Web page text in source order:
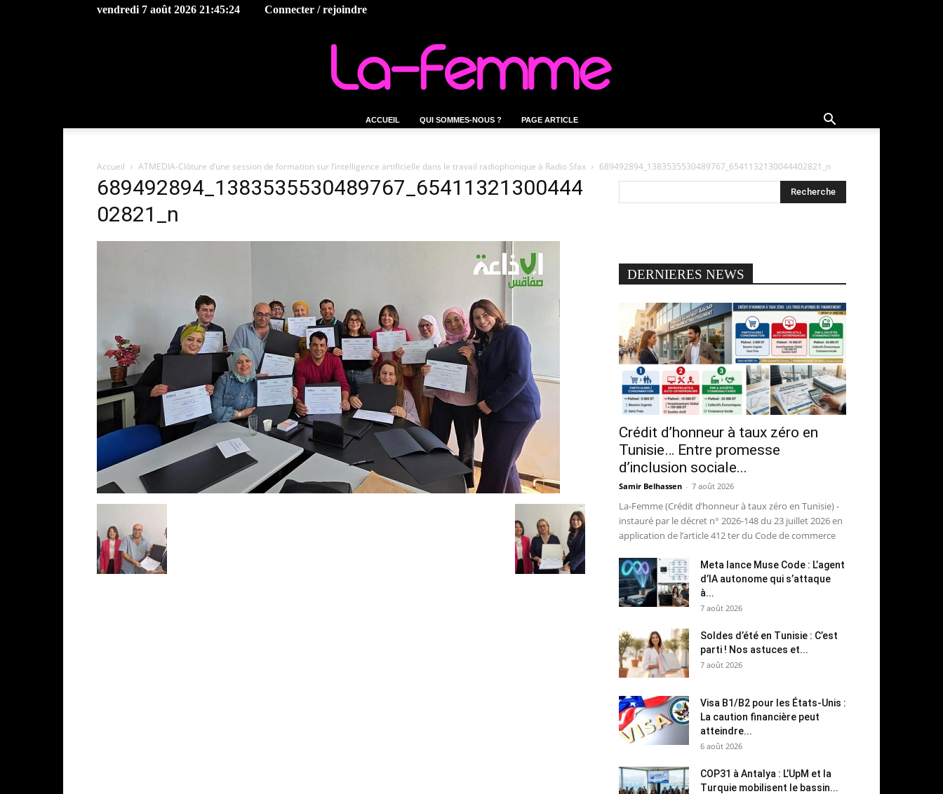
vendredi 7 août 2026 21:45:24 Connecter / rejoindre
ACCUEIL QUI SOMMES-NOUS ? PAGE ARTICLE
Accueil ATMEDIA-Clôture d’une session de formation sur l’intelligence artificielle dans le travail radiophonique à Radio Sfax 689492894_1383535530489767_6541132130044402821_n
689492894_1383535530489767_65411321300444
02821_n
DERNIERES NEWS
Crédit d’honneur à taux zéro en
Tunisie… Entre promesse
d’inclusion sociale...
Samir Belhassen - 7 août 2026
La-Femme (Crédit d’honneur à taux zéro en Tunisie) -
instauré par le décret n° 2026-148 du 23 juillet 2026 en
application de l’article 412 ter du Code de commerce
Meta lance Muse Code : L’agent
d’IA autonome qui s’attaque
à...
7 août 2026
Soldes d’été en Tunisie : C’est
parti ! Nos astuces et...
7 août 2026
Visa B1/B2 pour les États-Unis :
La caution financière peut
atteindre...
6 août 2026
COP31 à Antalya : L’UpM et la
Turquie mobilisent le bassin...